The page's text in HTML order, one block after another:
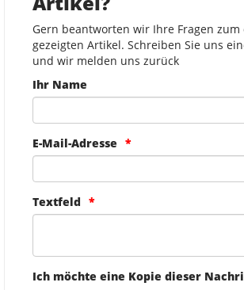
Gern beantworten wir Ihre Fragen zum
gezeigten Artikel. Schreiben Sie uns
und wir melden uns zurück
Ihr Name
E-Mail-Adresse
Textfeld
Ich möchte eine Kopie dieser